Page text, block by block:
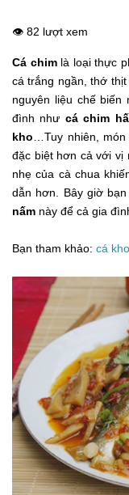
👁️ 82 lượt xem
Cá chimlà loại thực
cá trắng ngần, thớ
nguyên liệu chế
đình như cá chim
kho …Tuy nhiên, món
đặc biệt hơn cả với vị
nhẹ của cà chua
dẫn hơn. Bây giờ
nấm này để cả gia
Bạn tham khảo: cá